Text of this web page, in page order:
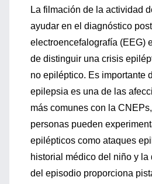
La filmación de la actividad
ayudar en el diagnóstico
electroencefalografía (EEG)
de distinguir una crisis
no epiléptico. Es importante
epilepsia es una de las
más comunes con la
personas pueden
epilépticos como ataques
historial médico del niño y
del episodio proporciona